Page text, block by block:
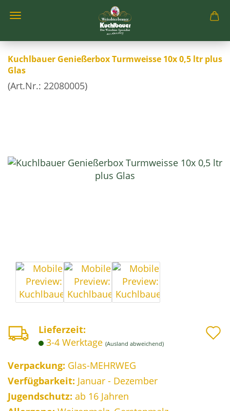
Kuchlbauer Genießerbox Turmweisse 10x 0,5 ltr plus
Glas
(Art.Nr.: 22080005)
Lieferzeit:
3-4 Werktage (Ausland abweichend)
Verpackung: Glas-MEHRWEG
Verfügbarkeit: Januar - Dezember
Jugendschutz: ab 16 Jahren